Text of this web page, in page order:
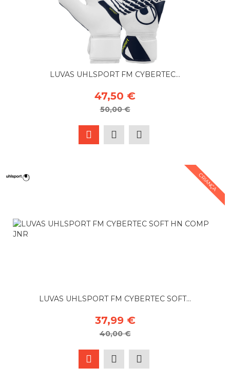
LUVAS UHLSPORT FM CYBERTEC...
47,50 €
50,00 €
CRIANÇA
LUVAS UHLSPORT FM CYBERTEC SOFT...
37,99 €
40,00 €